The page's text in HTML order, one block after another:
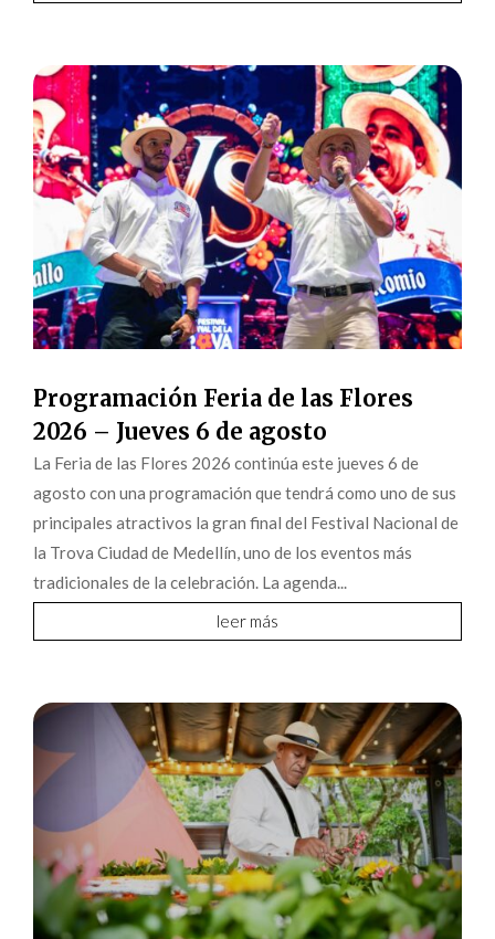
Programación Feria de las Flores
2026 – Jueves 6 de agosto
La Feria de las Flores 2026 continúa este jueves 6 de
agosto con una programación que tendrá como uno de sus
principales atractivos la gran final del Festival Nacional de
la Trova Ciudad de Medellín, uno de los eventos más
tradicionales de la celebración. La agenda...
leer más